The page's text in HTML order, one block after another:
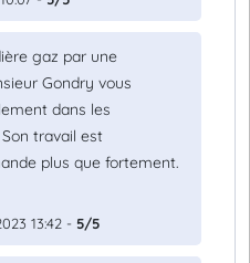
gaz par une
Gondry vous
dans les
travail est
plus que fortement.
13:42 - 5/5